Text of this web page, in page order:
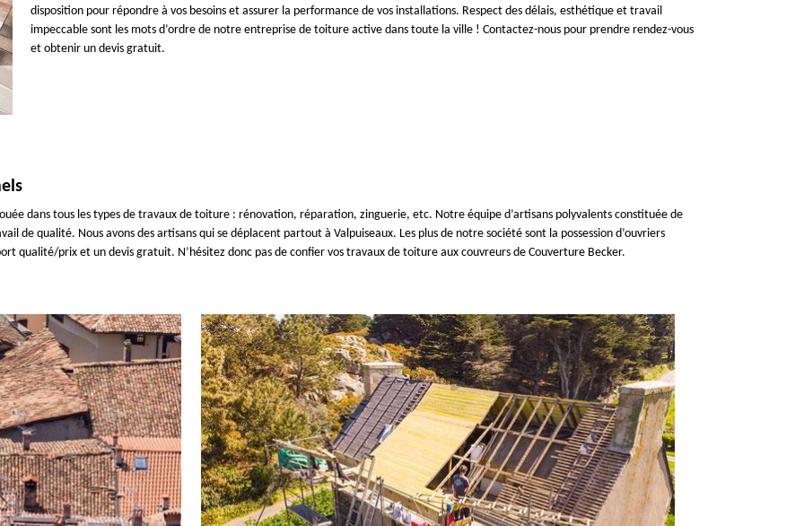
disposition pour répondre à vos besoins et assurer la performance de vos installations. Respect des délais, esthétique et travail
impeccable sont les mots d’ordre de notre entreprise de toiture active dans toute la ville ! Contactez-nous pour prendre rendez-vous
et obtenir un devis gratuit.
dans tous les types de travaux de toiture : rénovation, réparation, zinguerie, etc. Notre équipe d’artisans polyvalents constituée de
de qualité. Nous avons des artisans qui se déplacent partout à Valpuiseaux. Les plus de notre société sont la possession d’ouvriers
qualité/prix et un devis gratuit. N’hésitez donc pas de confier vos travaux de toiture aux couvreurs de Couverture Becker.